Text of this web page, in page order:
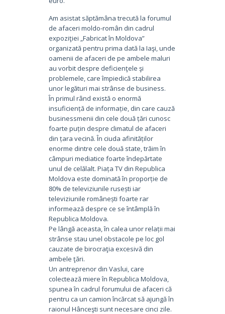
Am asistat săptămâna trecută la forumul
de afaceri moldo-român din cadrul
expoziţiei „Fabricat în Moldova”
organizată pentru prima dată la Iaşi, unde
oamenii de afaceri de pe ambele maluri
au vorbit despre deficienţele şi
problemele, care împiedică stabilirea
unor legături mai strânse de business.
În primul rând există o enormă
insuficiență de informație, din care cauză
businessmenii din cele două țări cunosc
foarte puțin despre climatul de afaceri
din țara vecină. În ciuda afinităților
enorme dintre cele două state, trăim în
câmpuri mediatice foarte îndepărtate
unul de celălalt. Piața TV din Republica
Moldova este dominată în proporție de
80% de televiziunile rusești iar
televiziunile românești foarte rar
informează despre ce se întâmplă în
Republica Moldova.
Pe lângă aceasta, în calea unor relații mai
strânse stau unel obstacole pe loc gol
cauzate de birocraţia excesivă din
ambele ţări.
Un antreprenor din Vaslui, care
colectează miere în Republica Moldova,
spunea în cadrul forumului de afaceri că
pentru ca un camion încărcat să ajungă în
raionul Hânceşti sunt necesare cinci zile.